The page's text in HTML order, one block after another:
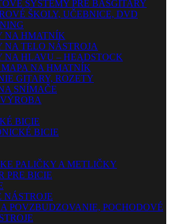
SYSTÉMY PRE BASGITARY
ŠKOLY, UČEBNICE, DVD
NA HMATNÍK
NA TELO NÁSTROJA
NA HLAVU – HEADSTOCK
NA HMATNÍK
GITARY, ROZETY
SNÍMAČE
BICIE
BICIE
PALIČKY A METLIČKY
PRE BICIE
NÁSTROJE
POVZBUDZOVANIE, POCHODOVÉ